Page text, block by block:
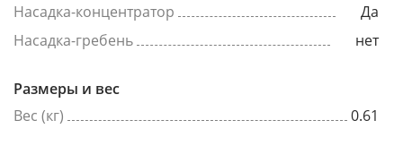
Насадка-концентратор
Да
Насадка-гребень
нет
Размеры и вес
Вес (кг)
0.61